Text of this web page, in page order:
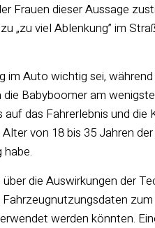
Frauen dieser Aussage
viel Ablenkung” im
im Auto wichtig sei,
Babyboomer am
das Fahrerlebnis und
von 18 bis 35 Jahren
die Auswirkungen der
werden könnten.